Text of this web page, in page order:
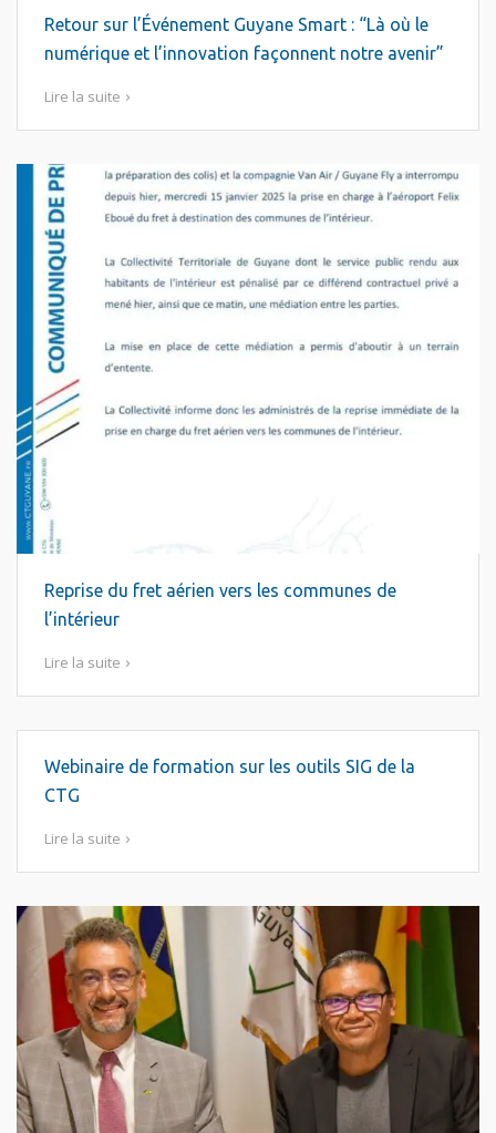
Retour sur l’Événement Guyane Smart : “Là où le
numérique et l’innovation façonnent notre avenir”
Lire la suite
Reprise du fret aérien vers les communes de
l’intérieur
Lire la suite
Webinaire de formation sur les outils SIG de la
CTG
Lire la suite